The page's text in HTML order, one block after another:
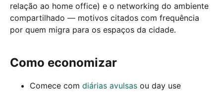
relação ao home office) e o networking do ambiente
compartilhado — motivos citados com frequência
por quem migra para os espaços da cidade.
Como economizar
Comece com diárias avulsas ou day use